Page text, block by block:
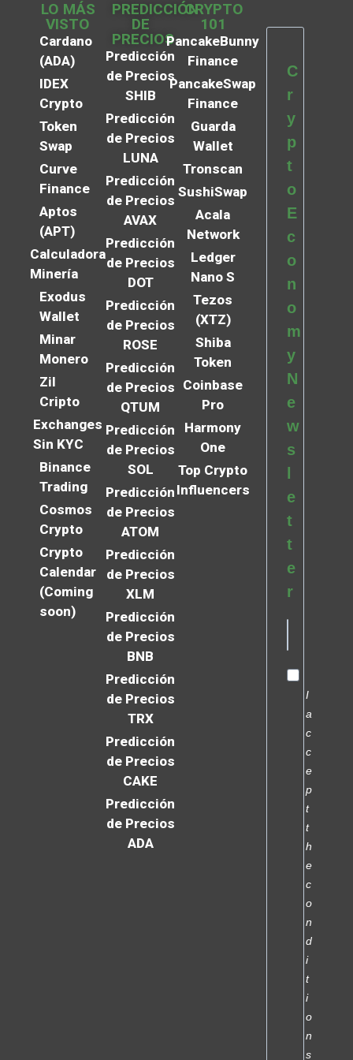
LO MÁS
VISTO
Cardano
(ADA)
IDEX
Crypto
Token
Swap
Curve
Finance
Aptos
(APT)
Calculadora
Minería
Exodus
Wallet
Minar
Monero
Zil
Cripto
Exchanges
Sin KYC
Binance
Trading
Cosmos
Crypto
Crypto
Calendar
(Coming
soon)
PREDICCIÓN
DE
PRECIOS
Predicción
de Precios
SHIB
Predicción
de Precios
LUNA
Predicción
de Precios
AVAX
Predicción
de Precios
DOT
Predicción
de Precios
ROSE
Predicción
de Precios
QTUM
Predicción
de Precios
SOL
Predicción
de Precios
ATOM
Predicción
de Precios
XLM
Predicción
de Precios
BNB
Predicción
de Precios
TRX
Predicción
de Precios
CAKE
Predicción
de Precios
ADA
CRYPTO
101
PancakeBunny
Finance
PancakeSwap
Finance
Guarda
Wallet
Tronscan
SushiSwap
Acala
Network
Ledger
Nano S
Tezos
(XTZ)
Shiba
Token
Coinbase
Pro
Harmony
One
Top Crypto
Influencers
C
r
y
p
t
o
E
c
o
n
o
m
y
N
e
w
s
e
t
t
e
r
I
a
c
c
e
p
t
t
h
e
c
o
n
d
i
t
i
o
n
s